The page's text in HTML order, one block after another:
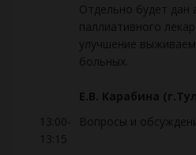
Отдельно будет дан
паллиативного
улучшение
больных.
Е.В. Карабина
13:00-
13:15
Вопросы и